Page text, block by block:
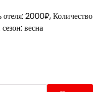
отеля: 2000₽, Количество
весна